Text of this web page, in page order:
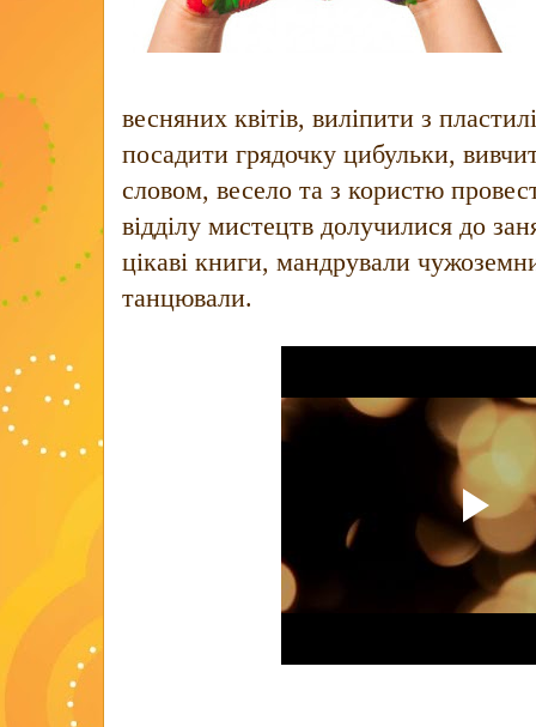
весняних квітів, виліпити з
посадити грядочку цибульки,
словом, весело та з користю
відділу мистецтв долучилися до
цікаві книги, мандрували
танцювали.